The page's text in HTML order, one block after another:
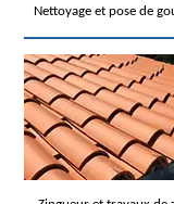
Nettoyage et pose de